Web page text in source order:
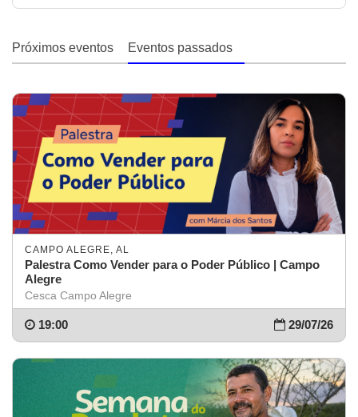
Próximos eventos Eventos passados
CAMPO ALEGRE, AL
Palestra Como Vender para o Poder Público | Campo
Alegre
Cesca Campo Alegre
29/07/26
19:00